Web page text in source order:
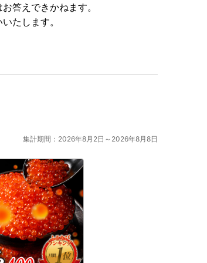
うお願いいたします。
品を表示している詐欺サイトも確認
答えできかねます。
たします。
集計期間：2026年8月2日～2026年8月8日